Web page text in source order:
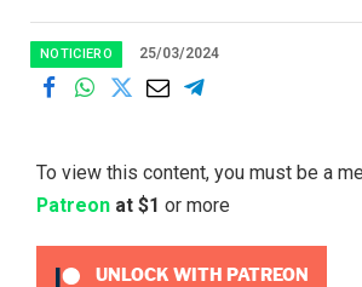
NOTICIERO 25/03/2024
To view this content, you must be a
Patreon at $1 or more
UNLOCK WITH PATREON